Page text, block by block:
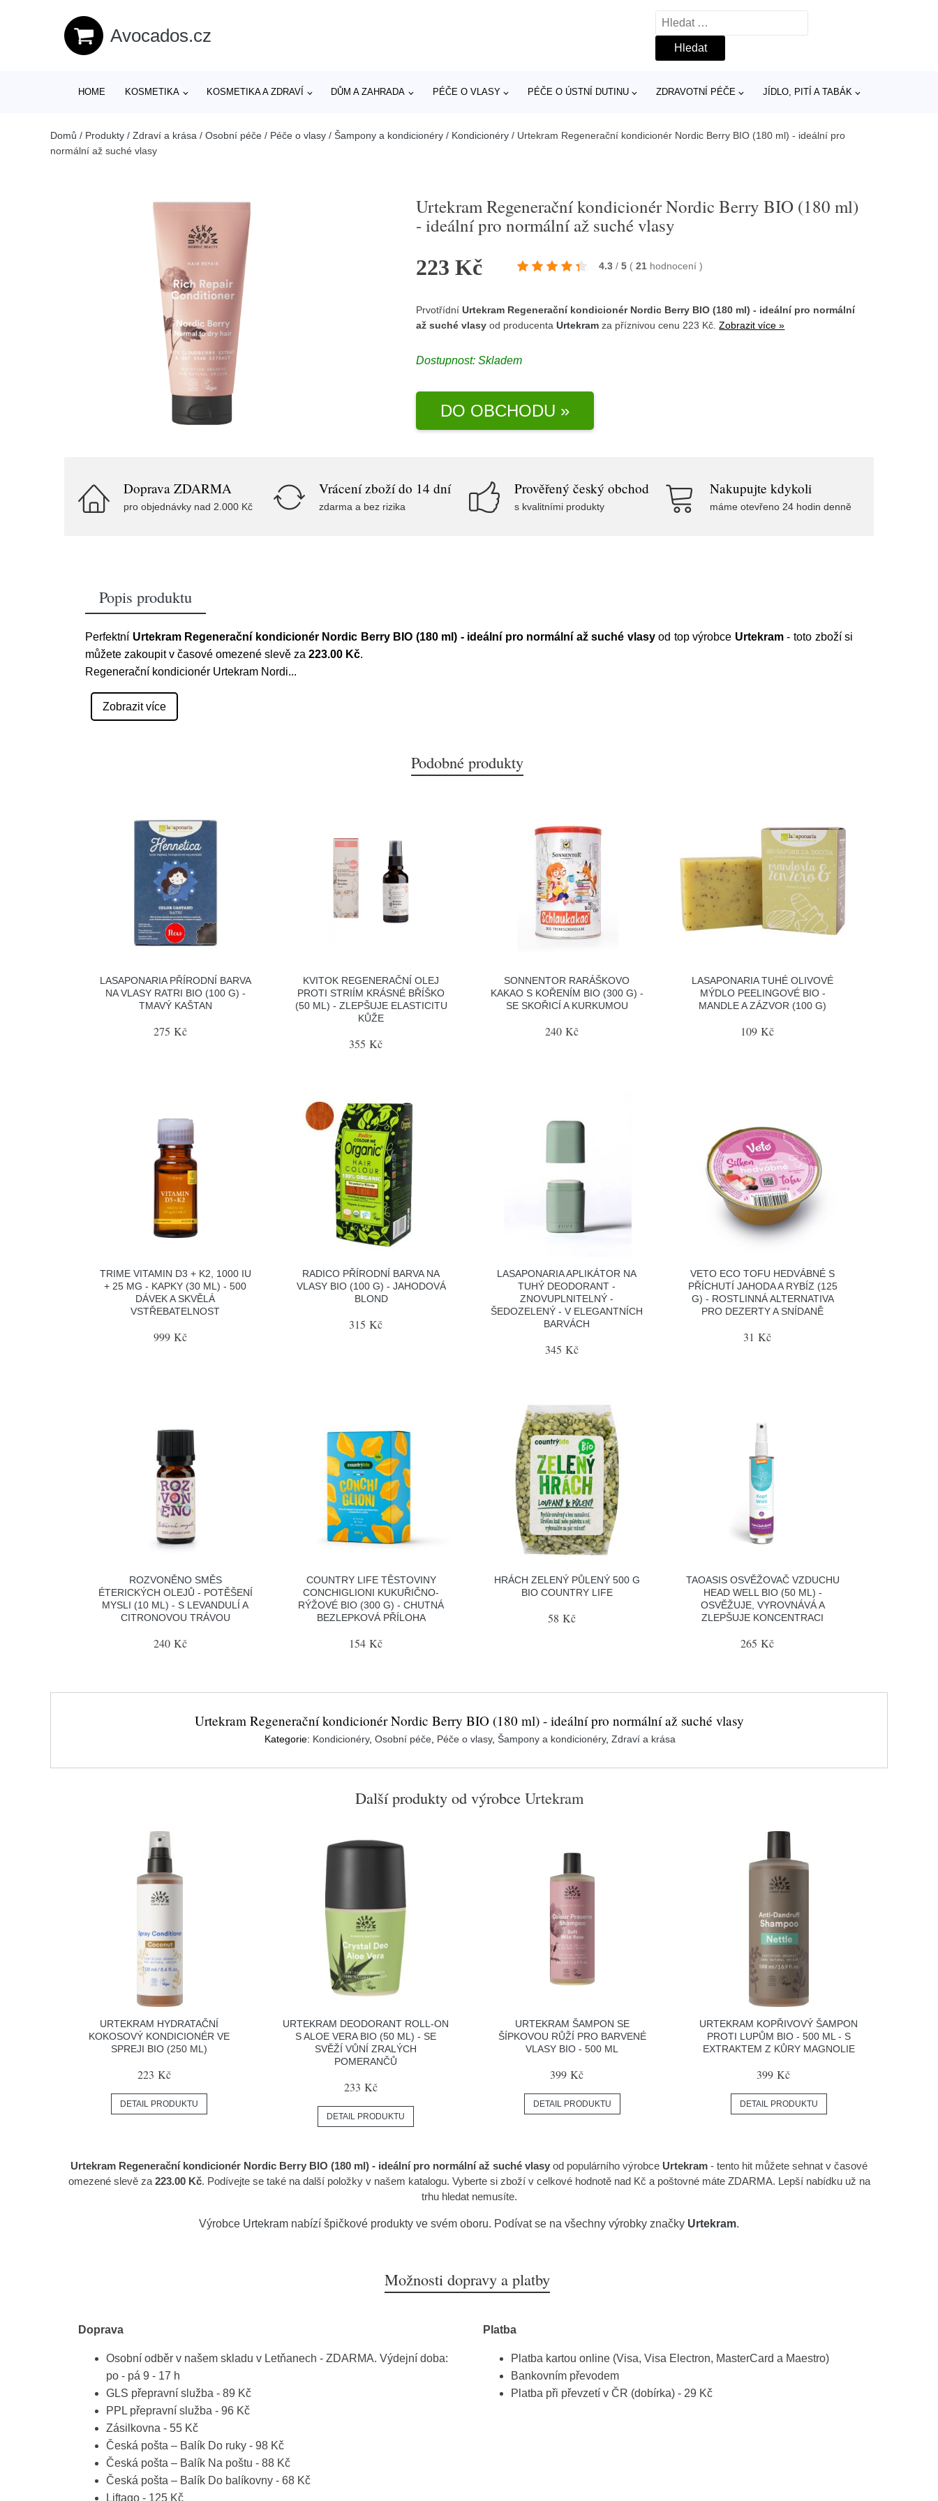
Avocados.cz
Vyhledávání
HOME KOSMETIKA KOSMETIKA A ZDRAVÍ DŮM A ZAHRADA PÉČE O VLASY PÉČE O ÚSTNÍ DUTINU ZDRAVOTNÍ PÉČE JÍDLO, PITÍ A TABÁK
Domů / Produkty / Zdraví a krása / Osobní péče / Péče o vlasy / Šampony a kondicionéry / Kondicionéry / Urtekram Regenerační kondicionér Nordic Berry BIO (180 ml) - ideální pro
normální až suché vlasy
Urtekram Regenerační kondicionér Nordic Berry BIO (180 ml)
- ideální pro normální až suché vlasy
223 Kč 4.3 / 5 ( 21 hodnocení)
PrvotřídníUrtekram Regenerační kondicionér Nordic Berry BIO (180 ml) - ideální pro normální
až suché vlasy od producentaUrtekram za příznivou cenu 223 Kč.Zobrazit více »
Dostupnost:Skladem
DO OBCHODU »
Doprava ZDARMA
pro objednávky nad 2.000 Kč
Vrácení zboží do 14 dní
zdarma a bez rizika
Prověřený český obchod
s kvalitními produkty
Nakupujte kdykoli
máme otevřeno 24 hodin denně
Popis produktu
Perfektní Urtekram Regenerační kondicionér Nordic Berry BIO (180 ml) - ideální pro normální až suché vlasyod top výrobce Urtekram- toto zboží si
můžete zakoupit v časové omezené slevě za 223.00 Kč.
Regenerační kondicionér Urtekram Nordi...
Zobrazit více
Podobné produkty
LASAPONARIA PŘÍRODNÍ BARVA
NA VLASY RATRI BIO (100 G) -
TMAVÝ KAŠTAN
275 Kč
KVITOK REGENERAČNÍ OLEJ
PROTI STRIÍM KRÁSNÉ BŘÍŠKO
(50 ML) - ZLEPŠUJE ELASTICITU
KŮŽE
355 Kč
SONNENTOR RARÁŠKOVO
KAKAO S KOŘENÍM BIO (300 G) -
SE SKOŘICÍ A KURKUMOU
240 Kč
LASAPONARIA TUHÉ OLIVOVÉ
MÝDLO PEELINGOVÉ BIO -
MANDLE A ZÁZVOR (100 G)
109 Kč
TRIME VITAMIN D3 + K2, 1000 IU
+ 25 ΜG - KAPKY (30 ML) - 500
DÁVEK A SKVĚLÁ
VSTŘEBATELNOST
999 Kč
RADICO PŘÍRODNÍ BARVA NA
VLASY BIO (100 G) - JAHODOVÁ
BLOND
315 Kč
LASAPONARIA APLIKÁTOR NA
TUHÝ DEODORANT -
ZNOVUPLNITELNÝ -
ŠEDOZELENÝ - V ELEGANTNÍCH
BARVÁCH
345 Kč
VETO ECO TOFU HEDVÁBNÉ S
PŘÍCHUTÍ JAHODA A RYBÍZ (125
G) - ROSTLINNÁ ALTERNATIVA
PRO DEZERTY A SNÍDANĚ
31 Kč
ROZVONĚNO SMĚS
ÉTERICKÝCH OLEJŮ - POTĚŠENÍ
MYSLI (10 ML) - S LEVANDULÍ A
CITRONOVOU TRÁVOU
240 Kč
COUNTRY LIFE TĚSTOVINY
CONCHIGLIONI KUKUŘIČNO-
RÝŽOVÉ BIO (300 G) - CHUTNÁ
BEZLEPKOVÁ PŘÍLOHA
154 Kč
HRÁCH ZELENÝ PŮLENÝ 500 G
BIO COUNTRY LIFE
58 Kč
TAOASIS OSVĚŽOVAČ VZDUCHU
HEAD WELL BIO (50 ML) -
OSVĚŽUJE, VYROVNÁVÁ A
ZLEPŠUJE KONCENTRACI
265 Kč
Urtekram Regenerační kondicionér Nordic Berry BIO (180 ml) - ideální pro normální až suché vlasy
Kategorie: Kondicionéry, Osobní péče, Péče o vlasy, Šampony a kondicionéry, Zdraví a krása
Další produkty od výrobce Urtekram
URTEKRAM HYDRATAČNÍ
KOKOSOVÝ KONDICIONÉR VE
SPREJI BIO (250 ML)
223 Kč
DETAIL PRODUKTU
URTEKRAM DEODORANT ROLL-ON
S ALOE VERA BIO (50 ML) - SE
SVĚŽÍ VŮNÍ ZRALÝCH
POMERANČŮ
233 Kč
DETAIL PRODUKTU
URTEKRAM ŠAMPON SE
ŠÍPKOVOU RŮŽÍ PRO BARVENÉ
VLASY BIO - 500 ML
399 Kč
DETAIL PRODUKTU
URTEKRAM KOPŘIVOVÝ ŠAMPON
PROTI LUPŮM BIO - 500 ML - S
EXTRAKTEM Z KŮRY MAGNOLIE
399 Kč
DETAIL PRODUKTU
Urtekram Regenerační kondicionér Nordic Berry BIO (180 ml) - ideální pro normální až suché vlasy od populárního výrobce Urtekram - tento hit můžete sehnat v časové
omezené slevě za 223.00 Kč. Podívejte se také na další položky v našem katalogu. Vyberte si zboží v celkové hodnotě nad Kč a poštovné máte ZDARMA. Lepší nabídku už na
trhu hledat nemusíte.
Výrobce Urtekram nabízí špičkové produkty ve svém oboru. Podívat se na všechny výrobky značky Urtekram.
Možnosti dopravy a platby
Doprava
Osobní odběr v našem skladu v Letňanech - ZDARMA. Výdejní doba:
po - pá 9 - 17 h
GLS přepravní služba - 89 Kč
PPL přepravní služba - 96 Kč
Zásilkovna - 55 Kč
Česká pošta – Balík Do ruky - 98 Kč
Česká pošta – Balík Na poštu - 88 Kč
Česká pošta – Balík Do balíkovny - 68 Kč
Liftago - 125 Kč
Platba
Platba kartou online (Visa, Visa Electron, MasterCard a Maestro)
Bankovním převodem
Platba při převzetí v ČR (dobírka) - 29 Kč